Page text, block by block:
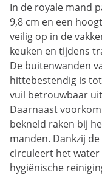
In de royale mand
9,8 cm en een
veilig op in de
keuken en tijdens
De buitenwanden
hittebestendig is
vuil betrouwbaar
Daarnaast
bekneld raken bij
manden. Dankzij
circuleert het
hygiënische